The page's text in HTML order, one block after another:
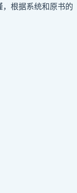
根据系统和原书的